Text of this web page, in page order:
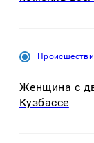
Женщина с
Кузбассе